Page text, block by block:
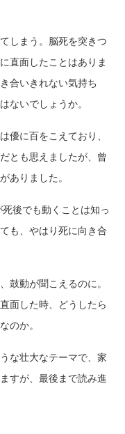
しまう。脳死を突きつ
直面したことはありま
合いきれない気持ち
ないでしょうか。
優に百をこえており、
とも思えましたが、曾
ありました。
後でも動くことは知っ
も、やはり死に向き合
鼓動が聞こえるのに。
面した時、どうしたら
のか。
な壮大なテーマで、家
すが、最後まで読み進